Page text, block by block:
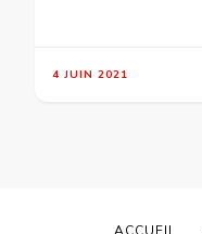
4 JUIN 2021